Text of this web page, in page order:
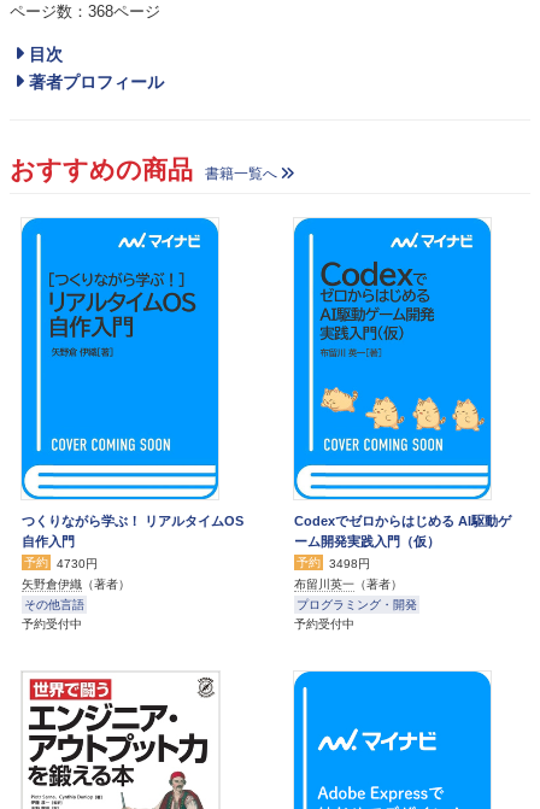
ページ数：368ページ
目次
著者プロフィール
おすすめの商品 書籍一覧へ
つくりながら学ぶ！ リアルタイムOS
自作入門
予約
4730円
矢野倉伊織 （著者）
その他言語
予約受付中
Codexでゼロからはじめる AI駆動ゲ
ーム開発実践入門（仮）
予約
3498円
布留川英一 （著者）
プログラミング・開発
予約受付中